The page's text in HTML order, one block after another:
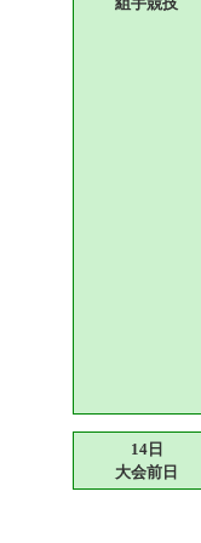
14日
大会前日